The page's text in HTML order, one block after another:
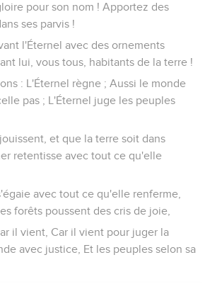
pour son nom ! Apportez des
ses parvis !
l'Éternel avec des ornements
lui, vous tous, habitants de la terre !
: L'Éternel règne ; Aussi le monde
pas ; L'Éternel juge les peuples
et que la terre soit dans
retentisse avec tout ce qu'elle
avec tout ce qu'elle renferme,
forêts poussent des cris de joie,
il vient, Car il vient pour juger la
avec justice, Et les peuples selon sa